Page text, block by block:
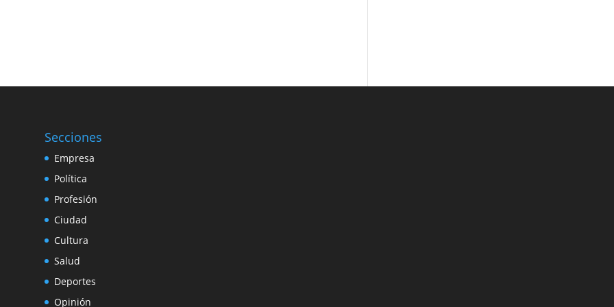
Secciones
Empresa
Política
Profesión
Ciudad
Cultura
Salud
Deportes
Opinión